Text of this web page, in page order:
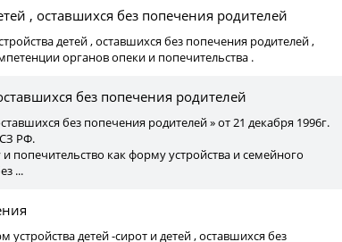
, оставшихся без попечения родителей
детей , оставшихся без попечения родителей ,
органов опеки и попечительства .
без попечения родителей
без попечения родителей » от 21 декабря 1996г.
РФ.
попечительство как форму устройства и семейного
...
детей -сирот и детей , оставшихся без